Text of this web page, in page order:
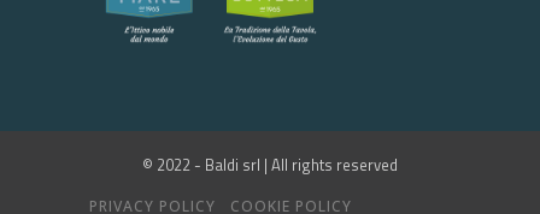
© 2022 - Baldi srl | All rights reserved
PRIVACY POLICY COOKIE POLICY